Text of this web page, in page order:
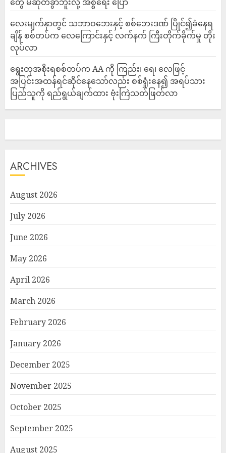
‎လေးမျက်နှာတွင် သဘာဝဘေးနှင့် စစ်ဘေးဒဏ် ပြိုင်၍ခံနေရ
ချိန် စစ်တပ်က လေကြောင်းနှင့် လက်နက် ကြီးတိုက်ခိုက်မှု တိုး
လုပ်လာ
ရွေးတုအစိုးရစစ်တပ်က AA ကို ကြည်း၊ ရေ၊ လေဖြင့်
အပြင်းအထန်ရင်ဆိုင်နေသော်လည်း စစ်ရှုံးနေ၍ အရပ်သား
ပြည်သူကို ရည်ရွယ်ချက်ထား ဗုံးကြဲသတ်ဖြတ်လာ
ARCHIVES
August 2026
July 2026
June 2026
May 2026
April 2026
March 2026
February 2026
January 2026
December 2025
November 2025
October 2025
September 2025
August 2025